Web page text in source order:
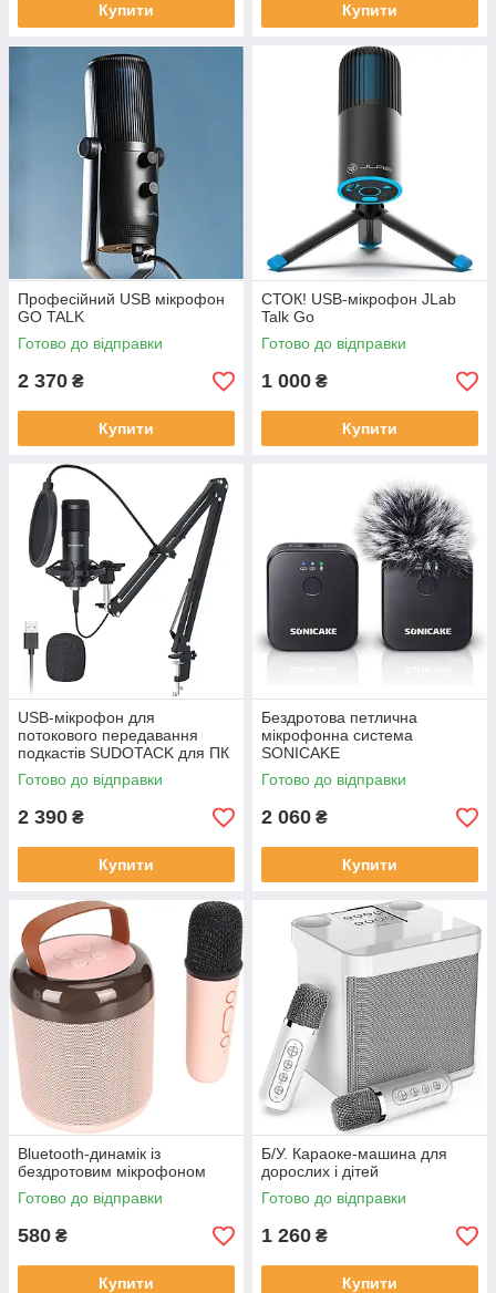
Купити Купити
Професійний USB мікрофон
GO TALK
Готово до відправки
2 370 ₴
Купити
СТОК! USB-мікрофон JLab
Talk Go
Готово до відправки
1 000 ₴
Купити
USB-мікрофон для
потокового передавання
подкастів SUDOTACK для ПК
Готово до відправки
2 390 ₴
Купити
Бездротова петлична
мікрофонна система
SONICAKE
Готово до відправки
2 060 ₴
Купити
Bluetooth-динамік із
бездротовим мікрофоном
Готово до відправки
580 ₴
Купити
Б/У. Караоке-машина для
дорослих і дітей
Готово до відправки
1 260 ₴
Купити